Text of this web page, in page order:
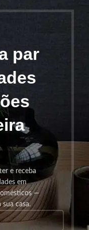
par
e receba
em
—
casa.